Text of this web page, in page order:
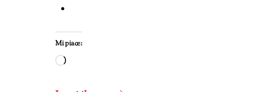
Mi piace:
Caricamento